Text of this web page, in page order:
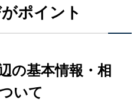
ポイント
の基本情報・相
いて